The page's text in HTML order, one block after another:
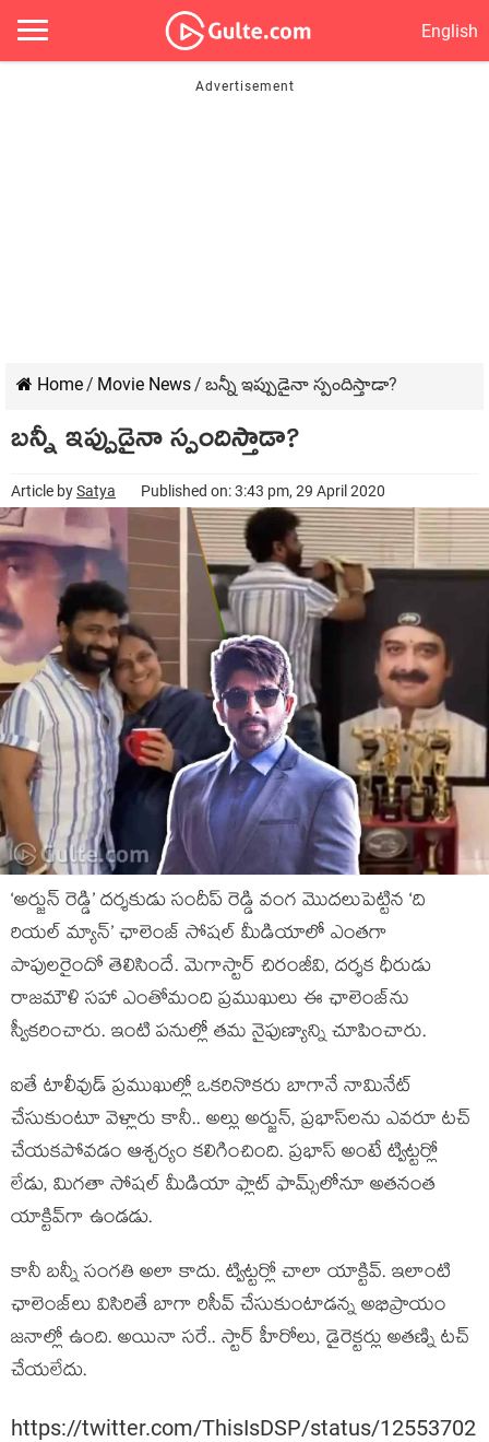
English
Home/ Movie News/ బన్నీ ఇప్పుడైనా స్పందిస్తాడా?
బన్నీ ఇప్పుడైనా స్పందిస్తాడా?
Article bySatya Published on: 3:43 pm, 29 April 2020
‘అర్జున్ రెడ్డి’ దర్శకుడు సందీప్ రెడ్డి వంగ మొదలుపెట్టిన ‘ది
రియల్ మ్యాన్’ ఛాలెంజ్ సోషల్ మీడియాలో ఎంతగా
పాపులరైందో తెలిసిందే. మెగాస్టార్ చిరంజీవి, దర్శక ధీరుడు
రాజమౌళి సహా ఎంతోమంది ప్రముఖులు ఈ ఛాలెంజ్‌ను
స్వీకరించారు. ఇంటి పనుల్లో తమ నైపుణ్యాన్ని చూపించారు.
ఐతే టాలీవుడ్ ప్రముఖుల్లో ఒకరినొకరు బాగానే నామినేట్
చేసుకుంటూ వెళ్లారు కానీ.. అల్లు అర్జున్‌, ప్రభాస్‌లను ఎవరూ టచ్
చేయకపోవడం ఆశ్చర్యం కలిగించింది. ప్రభాస్ అంటే ట్విట్టర్లో
లేడు, మిగతా సోషల్ మీడియా ఫ్లాట్ ఫామ్స్‌లోనూ అతనంత
యాక్టివ్‌గా ఉండడు.
కానీ బన్నీ సంగతి అలా కాదు. ట్విట్టర్లో చాలా యాక్టివ్. ఇలాంటి
ఛాలెంజ్‌లు విసిరితే బాగా రిసీవ్ చేసుకుంటాడన్న అభిప్రాయం
జనాల్లో ఉంది. అయినా సరే.. స్టార్ హీరోలు, డైరెక్టర్లు అతణ్ని టచ్
చేయలేదు.
https://twitter.com/ThisIsDSP/status/12553702